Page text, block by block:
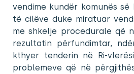
vendime kundër komunës së
të cilëve duke miratuar
me shkelje procedurale që
rezultatin përfundimtar,
kthyer tenderin në Ri-
problemeve që në